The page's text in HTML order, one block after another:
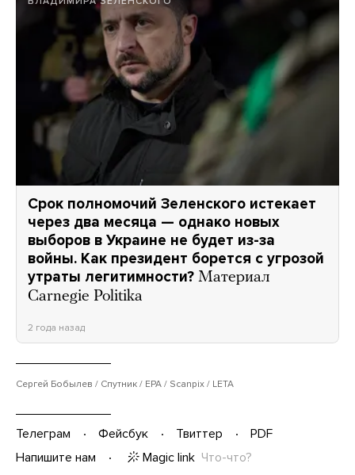
Срок полномочий Зеленского истекает
через два месяца — однако новых
выборов в Украине не будет из-за
войны. Как президент борется с угрозой
утраты легитимности? Материал
Carnegie Politika
2 года назад
Сергей Бобылев / Спутник / EPA / Scanpix / LETA
Телеграм Фейсбук Твиттер
PDF
Напишите нам
Magic link Что-что?